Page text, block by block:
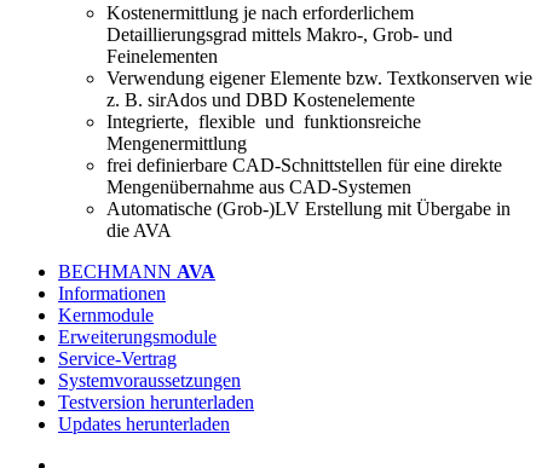
Kostenermittlung je nach erforderlichem
Detaillierungsgrad mittels Makro-, Grob- und
Feinelementen
Verwendung eigener Elemente bzw. Textkonserven wie
z. B. sirAdos und DBD Kostenelemente
Integrierte, flexible und funktionsreiche
Mengenermittlung
frei definierbare CAD-Schnittstellen für eine direkte
Mengenübernahme aus CAD-Systemen
Automatische (Grob-)LV Erstellung mit Übergabe in
die AVA
BECHMANN AVA
Informationen
Kernmodule
Erweiterungsmodule
Service-Vertrag
Systemvoraussetzungen
Testversion herunterladen
Updates herunterladen